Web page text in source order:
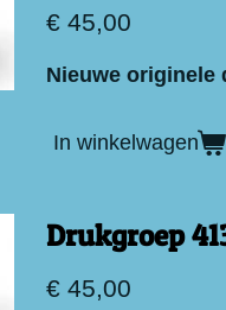
€ 45,00
Nieuwe originele
In winkelwagen
Drukgroep
€ 45,00